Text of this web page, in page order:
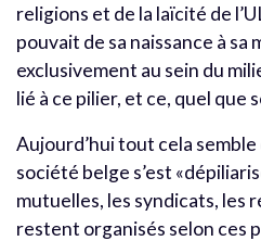
religions et de la laïcité de
pouvait de sa naissance à sa
exclusivement au sein du
lié à ce pilier, et ce, quel que
Aujourd’hui tout cela semble
société belge s’est
mutuelles, les syndicats, les
restent organisés selon ces